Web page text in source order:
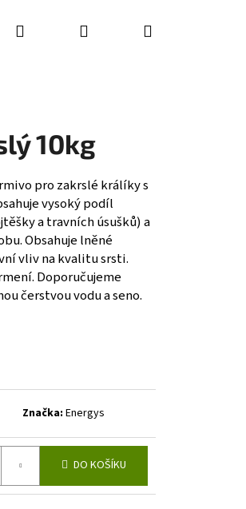
Dárkové poukazy
Hledat PřihlášeníNákupní
10kg
pro zakrslé králíky s
vysoký podíl
a travních úsušků) a
Obsahuje lněné
vliv na kvalitu srsti.
Doporučujeme
čerstvou vodu a seno.
Značka:Energys
DO KOŠÍKU